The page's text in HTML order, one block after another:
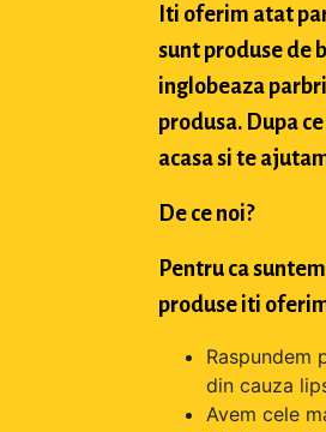
Iti oferim atat
sunt produse de
inglobeaza
produsa. Dupa
acasa si te
De ce noi?
Pentru ca
produse iti
Raspundem
din cauza
Avem cele